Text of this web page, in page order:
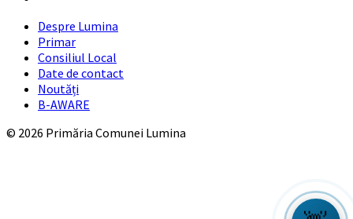
Despre Lumina
Primar
Consiliul Local
Date de contact
Noutăți
B-AWARE
© 2026 Primăria Comunei Lumina